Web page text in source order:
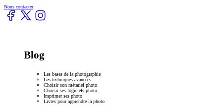
Nous contacter
Blog
Les bases de la photographie
Les techniques avancées
Choisir son métariel photo
Choisir ses logiciels photo
Imprimer ses photo
Livres pour apprendre la photo